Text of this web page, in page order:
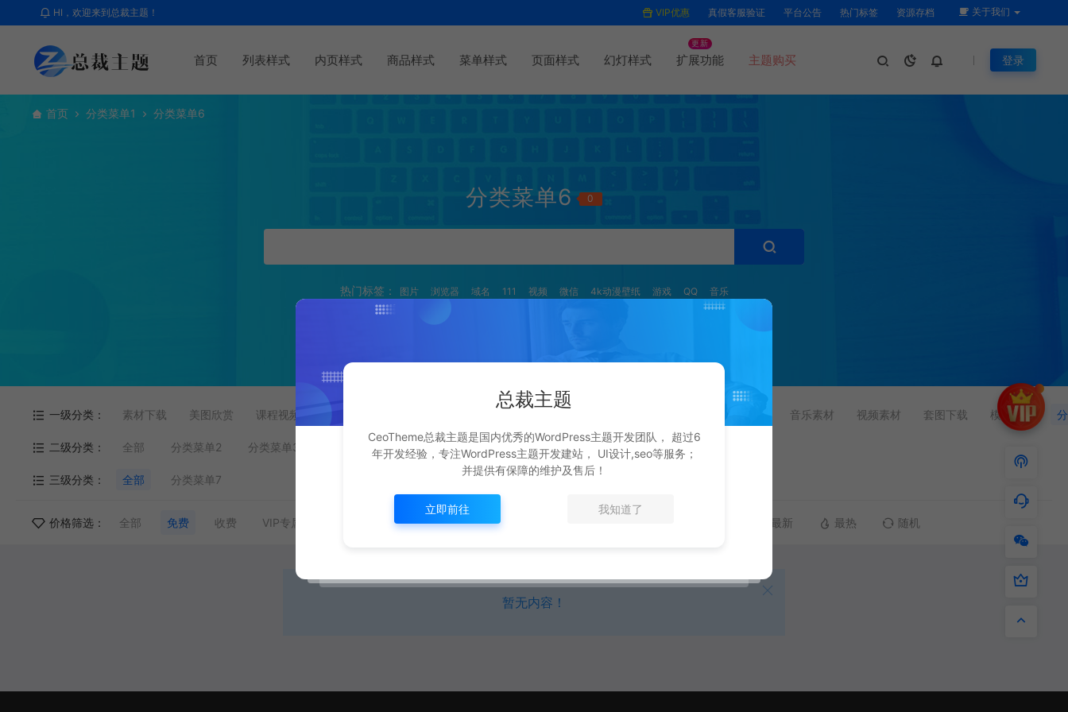
HI，欢迎来到总裁主题！ VIP优惠 真假客服验证 平台公告 热门标签 资源存档 关于我们
首页 列表样式 内页样式 商品样式 菜单样式 页面样式 幻灯样式 扩展功能
更新
主题购买 登录
首页 分类菜单1 分类菜单6
分类菜单6 0
热门标签： 图片 浏览器 域名 111 视频 微信 4k动漫壁纸 游戏 QQ 音乐
一级分类： 素材下载 美图欣赏 课程视频 音乐素材 视频素材 套图下载 模特信息
二级分类： 全部 分类菜单2 分类菜单3 分类菜单4 分类菜单5 分类菜单6 分类菜单8
三级分类： 全部 分类菜单7
价格筛选： 全部 免费 收费 VIP专属 最新 最热 随机
暂无内容！
总裁主题
CeoTheme总裁主题是国内优秀的WordPress主题开发团队， 超过6
年开发经验，专注WordPress主题开发建站， UI设计,seo等服务；
并提供有保障的维护及售后！
立即前往 我知道了